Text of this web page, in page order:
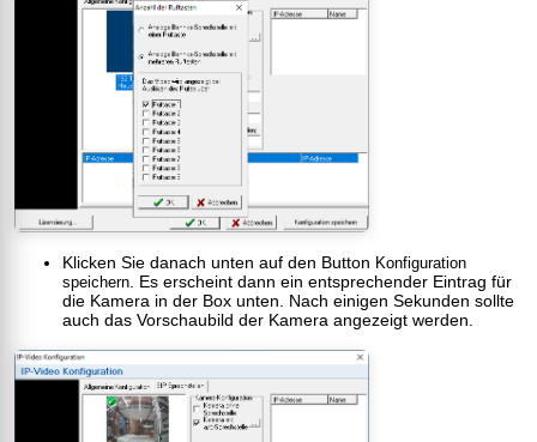
Klicken Sie danach unten auf den Button Konfiguration
speichern . Es erscheint dann ein entsprechender Eintrag für
die Kamera in der Box unten. Nach einigen Sekunden sollte
auch das Vorschaubild der Kamera angezeigt werden.